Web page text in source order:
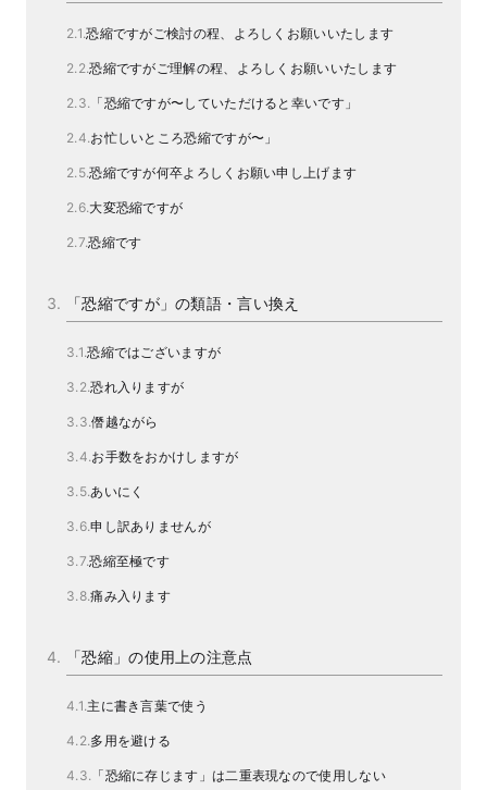
恐縮ですがご検討の程、よろしくお願いいたします
恐縮ですがご理解の程、よろしくお願いいたします
「恐縮ですが〜していただけると幸いです」
お忙しいところ恐縮ですが〜」
恐縮ですが何卒よろしくお願い申し上げます
大変恐縮ですが
恐縮です
「恐縮ですが」の類語・言い換え
恐縮ではございますが
恐れ入りますが
僭越ながら
お手数をおかけしますが
あいにく
申し訳ありませんが
恐縮至極です
痛み入ります
「恐縮」の使用上の注意点
主に書き言葉で使う
多用を避ける
「恐縮に存じます」は二重表現なので使用しない